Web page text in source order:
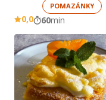
POMAZÁNKY
0,0 60min